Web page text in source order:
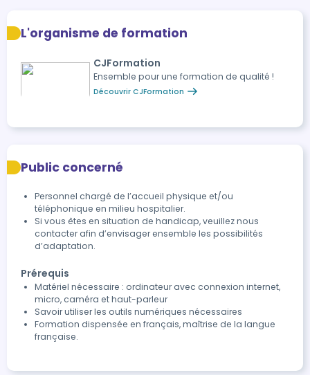
L'organisme de formation
CJFormation
Ensemble pour une formation de qualité !
Découvrir CJFormation
Public concerné
Personnel chargé de l’accueil physique et/ou
téléphonique en milieu hospitalier.
Si vous êtes en situation de handicap, veuillez nous
contacter afin d’envisager ensemble les possibilités
d’adaptation.
Prérequis
Matériel nécessaire : ordinateur avec connexion internet,
micro, caméra et haut-parleur
Savoir utiliser les outils numériques nécessaires
Formation dispensée en français, maîtrise de la langue
française.